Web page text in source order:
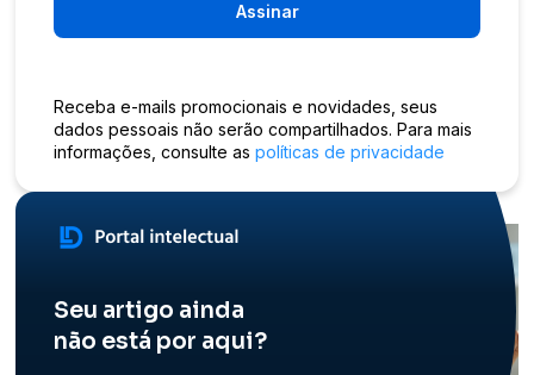
Assinar
Receba e-mails promocionais e novidades, seus
dados pessoais não serão compartilhados. Para mais
informações, consulte as políticas de privacidade
Seu artigo ainda
não está por aqui?